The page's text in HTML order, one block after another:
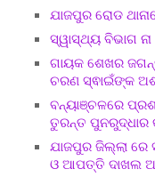
ଯାଜପୁର ରୋଡ
ସ୍ୱାସ୍ଥ୍ୟ ବିଭାଗ
ଗାୟକ ଶେଖର
ଚରଣ ସ୍ଵାଇଁଙ୍କ
ବନ୍ୟାଞ୍ଚଳରେ
ତୁରନ୍ତ ପୁନରୁଦ୍ଧାର
ଯାଜପୁର ଜିଲ୍ଲା ରେ
ଓ ଆପତ୍ତି ଦାଖଲ